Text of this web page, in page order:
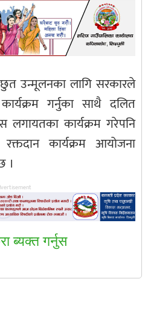
उन्मूलनका लागि सरकारले
गर्नुका साथै दलित
कार्यक्रम गरेपनि
कार्यक्रम आयोजना
।
ब्यक्त गर्नुस